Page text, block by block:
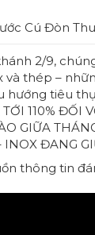
Cú Đòn
2/9,
thép –
tiêu
110% ĐỐI
GIỮA
INOX ĐANG
thông tin